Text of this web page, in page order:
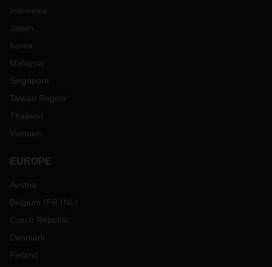
Indonesia
Japan
Korea
Malaysia
Singapore
Taiwan Region
Thailand
Vietnam
EUROPE
Austria
Belgium (FR NL )
Czech Republic
Denmark
Finland